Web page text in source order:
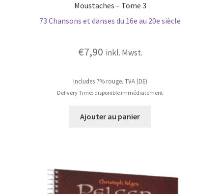
Moustaches – Tome 3
73 Chansons et danses du 16e au 20e siècle
€7,90 inkl. Mwst.
Includes 7% rouge. TVA (DE)
Delivery Time: disponible immédiatement
Ajouter au panier